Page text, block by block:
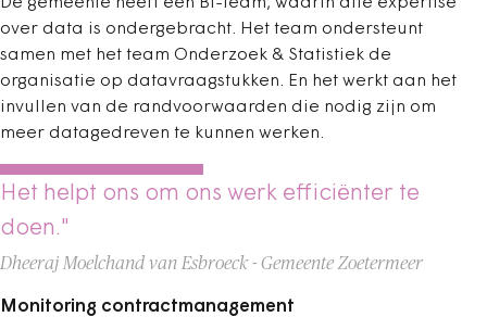
over data is ondergebracht. Het team ondersteunt
samen met het team Onderzoek & Statistiek de
organisatie op datavraagstukken. En het werkt aan het
invullen van de randvoorwaarden die nodig zijn om
meer datagedreven te kunnen werken.
Het helpt ons om ons werk efficiënter te
doen."
Dheeraj Moelchand van Esbroeck - Gemeente Zoetermeer
Monitoring contractmanagement